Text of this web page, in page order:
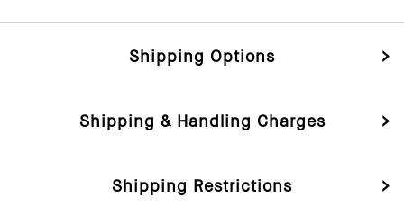
Shipping Options
Shipping & Handling Charges
Shipping Restrictions